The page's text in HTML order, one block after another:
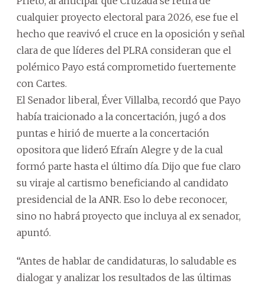
cualquier proyecto electoral para 2026, ese fue el
hecho que reavivó el cruce en la oposición y señal
clara de que líderes del PLRA consideran que el
polémico Payo está comprometido fuertemente
con Cartes.
El Senador liberal, Éver Villalba, recordó que Payo
había traicionado a la concertación, jugó a dos
puntas e hirió de muerte a la concertación
opositora que lideró Efraín Alegre y de la cual
formó parte hasta el último día. Dijo que fue claro
su viraje al cartismo beneficiando al candidato
presidencial de la ANR. Eso lo debe reconocer,
sino no habrá proyecto que incluya al ex senador,
apuntó.
“Antes de hablar de candidaturas, lo saludable es
dialogar y analizar los resultados de las últimas